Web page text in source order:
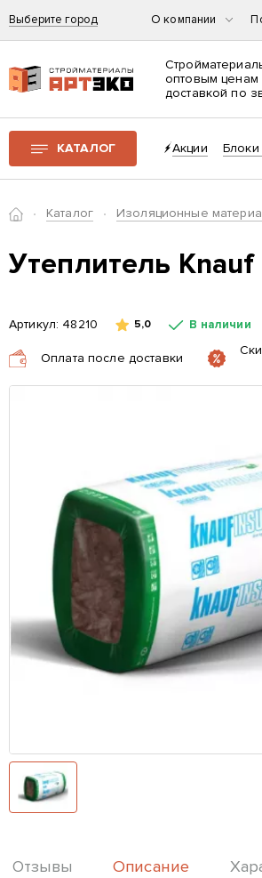
Выберите город О компании
Интернет-магазин строительных
оптовым ценам
доставкой по
КАТАЛОГ Акции Блоки
ГлавнаяКаталог Изоляционные
Утеплитель
Артикул: 48210 5,0 В наличии
Оплата после доставки
Отзывы Описание